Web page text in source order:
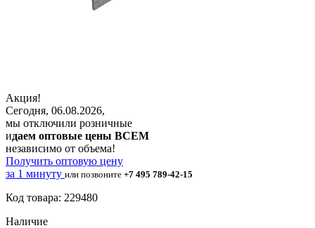
Акция!
Сегодня, 06.08.2026,
мы отключили розничные
идаем оптовые цены ВСЕМ
независимо от объема!
Получить оптовую цену
за 1 минуту или позвоните +7 495 789-42-15
Код товара: 229480
Наличие